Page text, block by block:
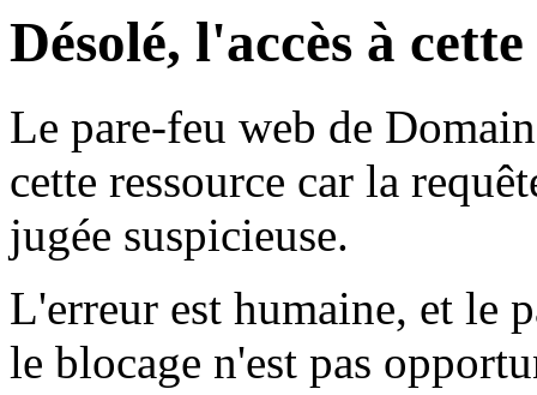
Désolé, l'accès à
Le pare-feu web de
cette ressource car la
jugée suspicieuse.
L'erreur est humaine, et le
le blocage n'est pas